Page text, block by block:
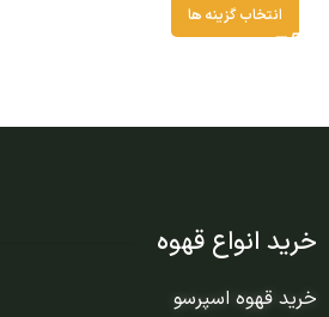
انتخاب گزینه ها
خرید انواع قهوه
خرید قهوه اسپرسو